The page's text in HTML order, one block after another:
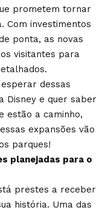
prometem tornar
Com investimentos
ponta, as novas
visitantes para
dessas
Disney e quer saber
estão a caminho,
expansões vão
parques!
planejadas para o
prestes a receber
história. Uma das